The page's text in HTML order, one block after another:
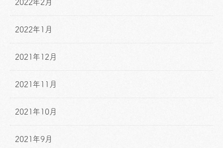
2022年2月
2022年1月
2021年12月
2021年11月
2021年10月
2021年9月